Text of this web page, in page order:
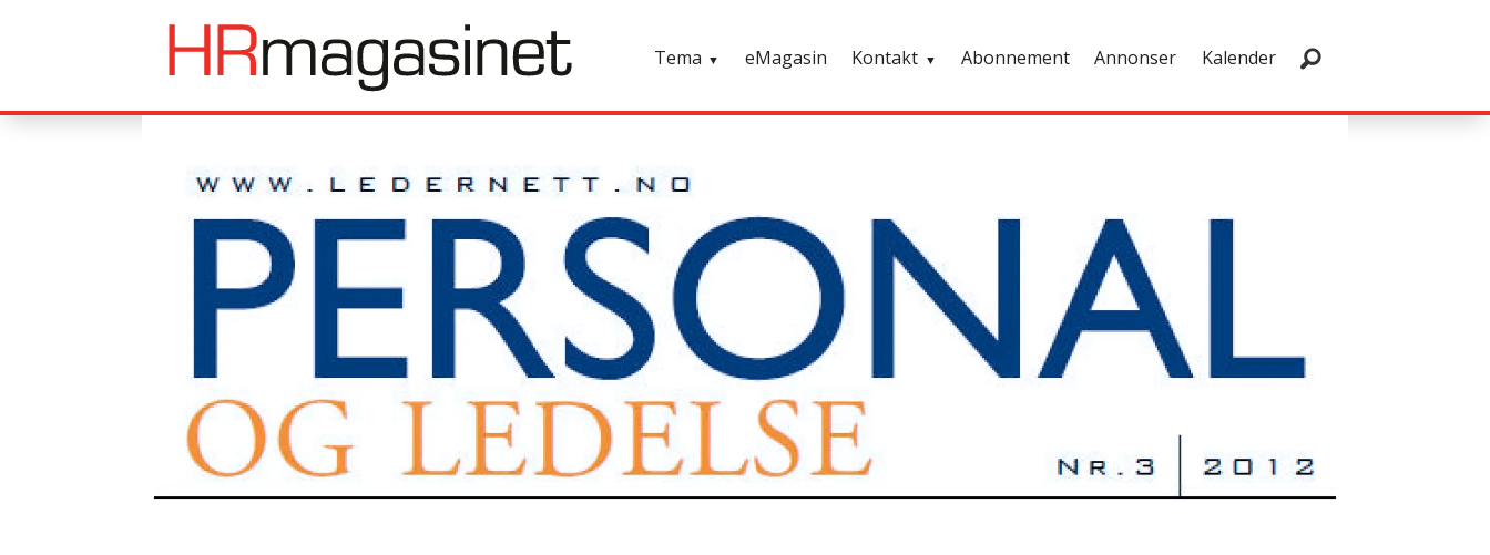
Tema eMagasin Kontakt Abonnement Annonser Kalender